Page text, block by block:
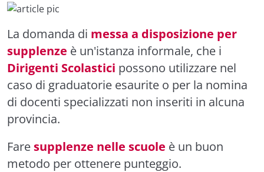
La domanda di messa a disposizione per
supplenze è un'istanza informale, che i
Dirigenti Scolastici possono utilizzare nel
caso di graduatorie esaurite o per la nomina
di docenti specializzati non inseriti in alcuna
provincia.
Fare supplenze nelle scuole è un buon
metodo per ottenere punteggio.